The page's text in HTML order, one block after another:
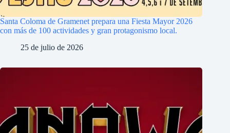
Santa Coloma de Gramenet prepara una Fiesta Mayor 2026
con más de 100 actividades y gran protagonismo local.
25 de julio de 2026